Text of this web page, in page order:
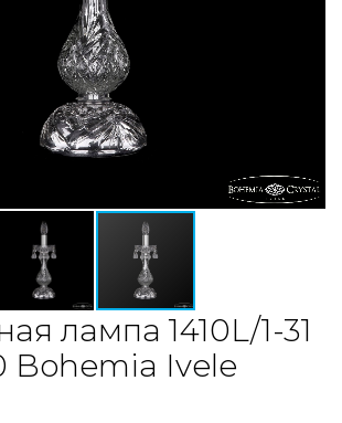
лампа 1410L/1-31
Bohemia Ivele